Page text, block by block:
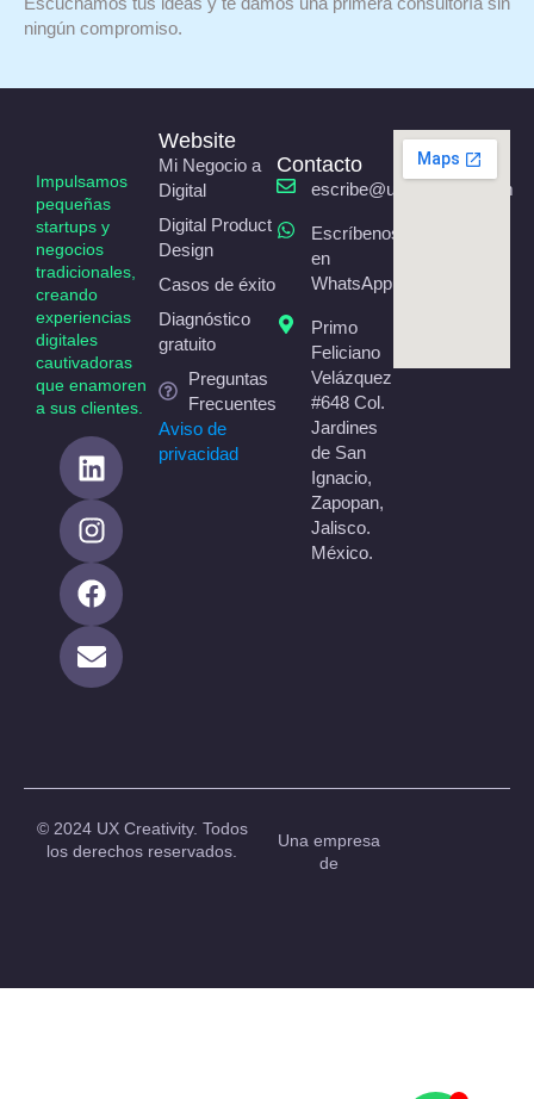
ningún compromiso.
Impulsamos
pequeñas
startups y
negocios
tradicionales,
creando
experiencias
digitales
cautivadoras
que enamoren
a sus clientes.​
Website
Mi Negocio a
Digital
Digital Product
Design
Casos de éxito
Diagnóstico
gratuito
Preguntas
Frecuentes
Aviso de
privacidad
Contacto
escribe@uxcreativity.com
Escríbenos
en
WhatsApp
Primo
Feliciano
Velázquez
#648 Col.
Jardines
de San
Ignacio,
Zapopan,
Jalisco.
México.
© 2024 UX Creativity. Todos
los derechos reservados.
Una empresa
de